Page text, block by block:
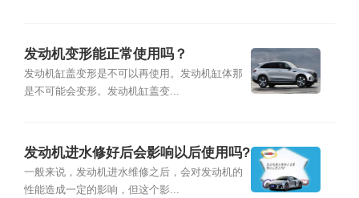
发动机变形能正常使用吗？
发动机缸盖变形是不可以再使用。发动机缸体那
是不可能会变形。发动机缸盖变...
发动机进水修好后会影响以后使用吗?
一般来说，发动机进水维修之后，会对发动机的
性能造成一定的影响，但这个影...